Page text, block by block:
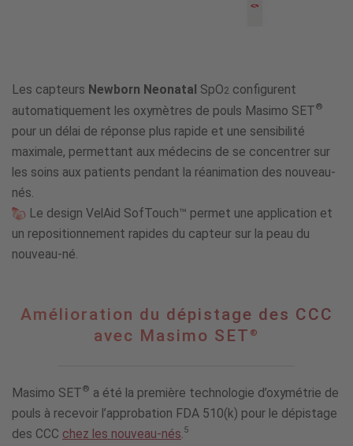
Les capteurs Newborn Neonatal SpO2 configurent
automatiquement les oxymètres de pouls Masimo SET®
pour un délai de réponse plus rapide et une sensibilité
maximale, permettant aux médecins de se concentrer sur
les soins aux patients pendant la réanimation des nouveau-
nés.
Le design VelAid SofTouch™ permet une application et
un repositionnement rapides du capteur sur la peau du
nouveau-né.
Amélioration
avec
Masimo
SET
Amélioration du dépistage des CCC
avec Masimo SET ®
Masimo SET® a été la première technologie d’oxymétrie de
pouls à recevoir l’approbation FDA 510(k) pour le dépistage
des CCC chez les nouveau-nés.5